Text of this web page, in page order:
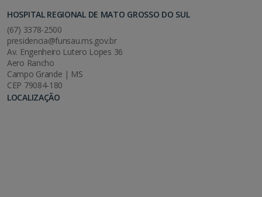
HOSPITAL REGIONAL DE MATO GROSSO DO SUL
(67) 3378-2500
presidencia@funsau.ms.gov.br
Av. Engenheiro Lutero Lopes 36
Aero Rancho
Campo Grande | MS
CEP 79084-180
LOCALIZAÇÃO